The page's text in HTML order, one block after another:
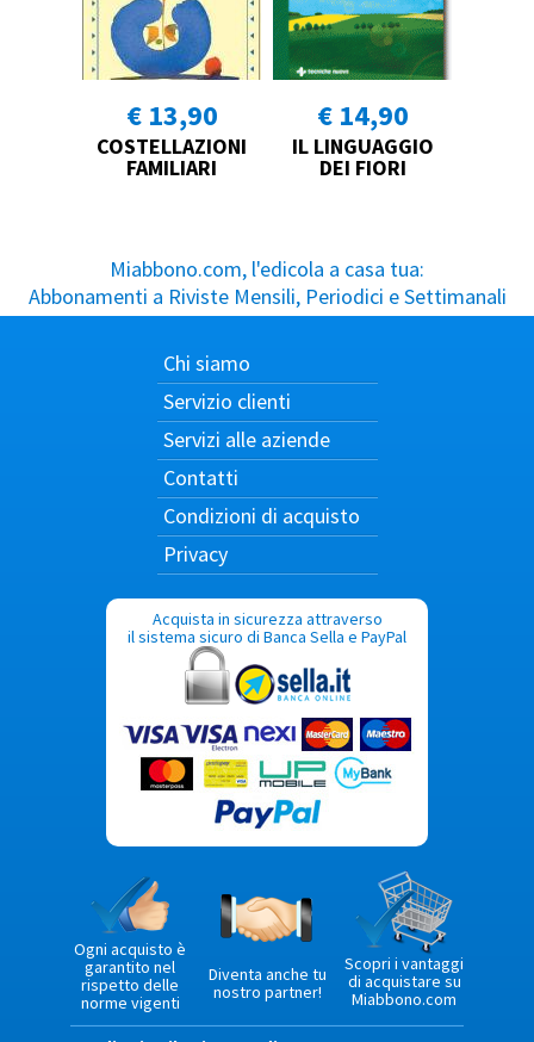
€ 13,90
COSTELLAZIONI
FAMILIARI
€ 14,90
IL LINGUAGGIO
DEI FIORI
Miabbono.com, l'edicola a casa tua:
Abbonamenti a Riviste Mensili, Periodici e Settimanali
Chi siamo
Servizio clienti
Servizi alle aziende
Contatti
Condizioni di acquisto
Privacy
Acquista in sicurezza attraverso
il sistema sicuro di Banca Sella e PayPal
Ogni acquisto è
garantito nel
rispetto delle
norme vigenti
Diventa anche tu
nostro partner!
Scopri i vantaggi
di acquistare su
Miabbono.com